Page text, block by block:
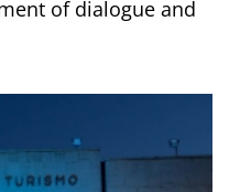
of dialogue and